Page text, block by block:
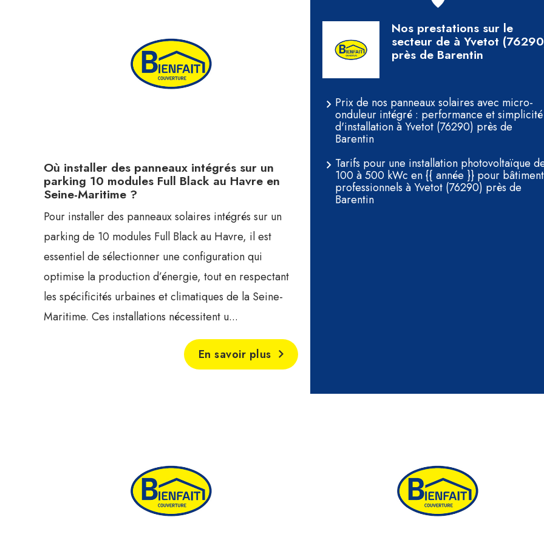
Où installer des panneaux intégrés sur un
parking 10 modules Full Black au Havre en
Seine-Maritime ?
Pour installer des panneaux solaires intégrés sur un
parking de 10 modules Full Black au Havre, il est
essentiel de sélectionner une configuration qui
optimise la production d’énergie, tout en respectant
les spécificités urbaines et climatiques de la Seine-
Maritime. Ces installations nécessitent u...
En savoir plus
Nos prestations sur le
secteur de à Yvetot
près de Barentin
Prix de nos panneaux solaires avec micro-
onduleur intégré : performance et simplicité
d'installation à Yvetot (76290) près de
Barentin
Tarifs pour une installation photovoltaïque
100 à 500 kWc en {{ année }} pour
professionnels à Yvetot (76290) près de
Barentin